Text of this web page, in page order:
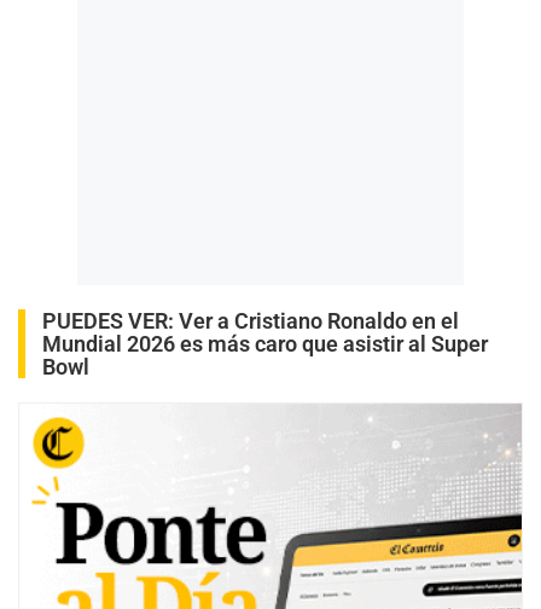
PUEDES VER: Ver a Cristiano Ronaldo en el
Mundial 2026 es más caro que asistir al Super
Bowl